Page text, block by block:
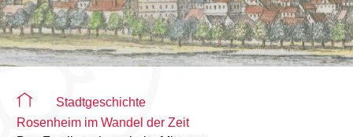
Sie befinden sich auf der Seite "Detailseite"
Stadtgeschichte
Rosenheim im Wandel der Zeit